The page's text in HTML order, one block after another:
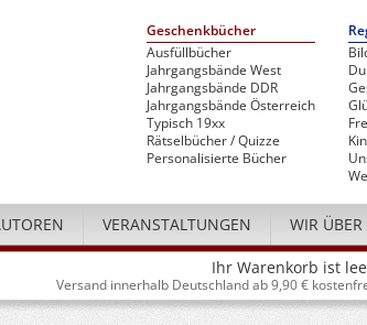
Geschenkbücher
Ausfüllbücher
Jahrgangsbände West
Jahrgangsbände DDR
Jahrgangsbände Österreich
Typisch 19xx
Rätselbücher / Quizze
Personalisierte Bücher
VERANSTALTUNGEN WIR ÜBER
Ihr Warenkorb ist
Versand innerhalb Deutschland ab 9,90 €